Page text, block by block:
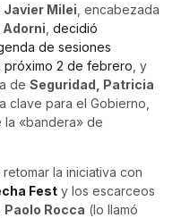
Javier Milei , encabezada
Adorni decidió
de sesiones
próximo 2 de febrero , y
de Seguridad, Patricia
clave para el Gobierno,
la «bandera» de
la iniciativa con
Fest y los escarceos
Paolo Rocca (lo llamó